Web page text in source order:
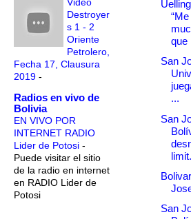
Destroyer
s 1 - 2
Oriente
Petrolero,
Fecha 17, Clausura
2019 -
Radios en vivo de
Bolivia
EN VIVO POR
INTERNET RADIO
Lider de Potosi -
Puede visitar el sitio
de la radio en internet
en RADIO Lider de
Potosi
que
San
...
San
San